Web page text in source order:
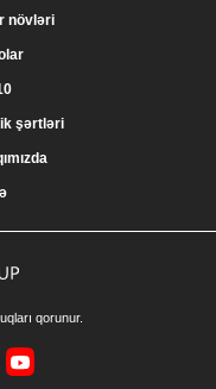
növləri
şərtləri
qorunur.